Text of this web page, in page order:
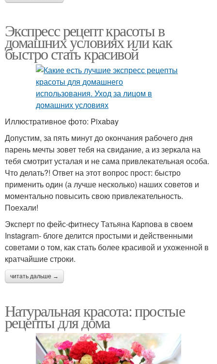
Экспресс рецепт красоты в
домашних условиях или как
быстро стать красивой
Иллюстративное фото: Pixabay
Допустим, за пять минут до окончания рабочего дня
парень мечты зовет тебя на свидание, а из зеркала на
тебя смотрит усталая и не сама привлекательная особа.
Что делать?! Ответ на этот вопрос прост: быстро
применить один (а лучше несколько) наших советов и
моментально повысить свою привлекательность.
Поехали!
Эксперт по фейс-фитнесу Татьяна Карпова в своем
Instagram- блоге делится простыми и действенными
советами о том, как стать более красивой и ухоженной в
кратчайшие строки.
читать дальше →
Натуральная красота: простые
рецепты для дома